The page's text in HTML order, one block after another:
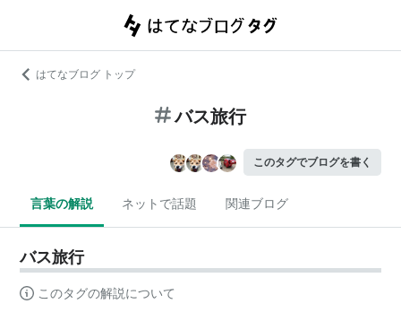
はてなブログ トップ
バス旅行
このタグでブログを書く
言葉の解説 ネットで話題 関連ブログ
バス旅行
このタグの解説について